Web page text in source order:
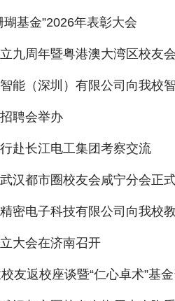
瑚基金”2026年表彰大会
九周年暨粤港澳大湾区校友
能（深圳）有限公司向我校
聘会举办
赴长江电工集团考察交流
汉都市圈校友会咸宁分会正
密电子科技有限公司向我校
大会在济南召开
友返校座谈暨“仁心卓术”基